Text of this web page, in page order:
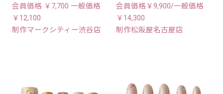
会員価格 ￥7,700 一般価格
￥12,100
制作マークシティー渋谷店
会員価格￥9,900/一般価格
￥14,300
制作松阪屋名古屋店